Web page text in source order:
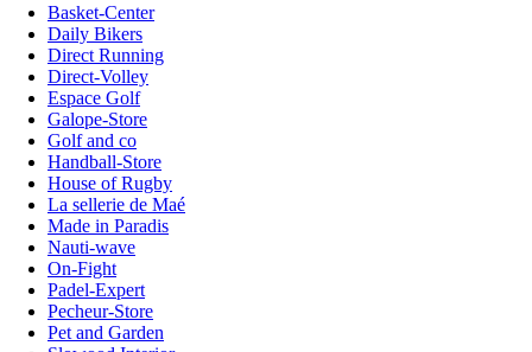
Basket-Center
Daily Bikers
Direct Running
Direct-Volley
Espace Golf
Galope-Store
Golf and co
Handball-Store
House of Rugby
La sellerie de Maé
Made in Paradis
Nauti-wave
On-Fight
Padel-Expert
Pecheur-Store
Pet and Garden